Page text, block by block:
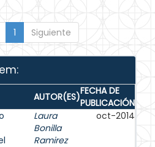
1 Siguiente
AUTOR(ES)FECHA DE
PUBLICACIÓN
Laura
Bonilla
Ramirez
oct-2014